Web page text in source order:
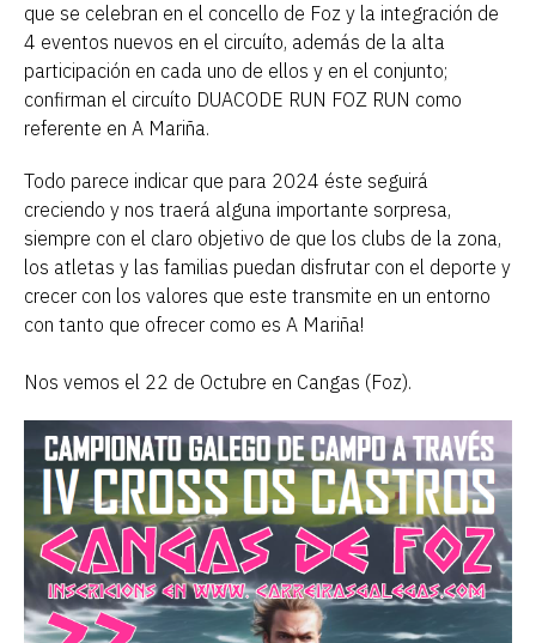
que se celebran en el concello de Foz y la integración de
4 eventos nuevos en el circuíto, además de la alta
participación en cada uno de ellos y en el conjunto;
confirman el circuíto DUACODE RUN FOZ RUN como
referente en A Mariña.
Todo parece indicar que para 2024 éste seguirá
creciendo y nos traerá alguna importante sorpresa,
siempre con el claro objetivo de que los clubs de la zona,
los atletas y las familias puedan disfrutar con el deporte y
crecer con los valores que este transmite en un entorno
con tanto que ofrecer como es A Mariña!
Nos vemos el 22 de Octubre en Cangas (Foz).